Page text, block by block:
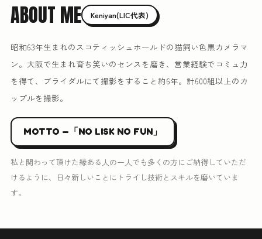
ABOUT ME Keniyan(LIC代表)
昭和63年生まれのスコティッシュホールドの猫飼い色黒カメラマ
ン。大阪で生まれ育ち笑いのセンスを磨き、営業経験でコミュ力
を得て、ブライダルにて撮影をすること約6年。計600組以上のカ
ップルを撮影。
MOTTO —「NO LISK NO FUN」
私と関わって頂けた縁ある人の一人でも多くの方にご納得していただ
けるように、日々新しいことにトライし技術とスキルを磨いていま
す。